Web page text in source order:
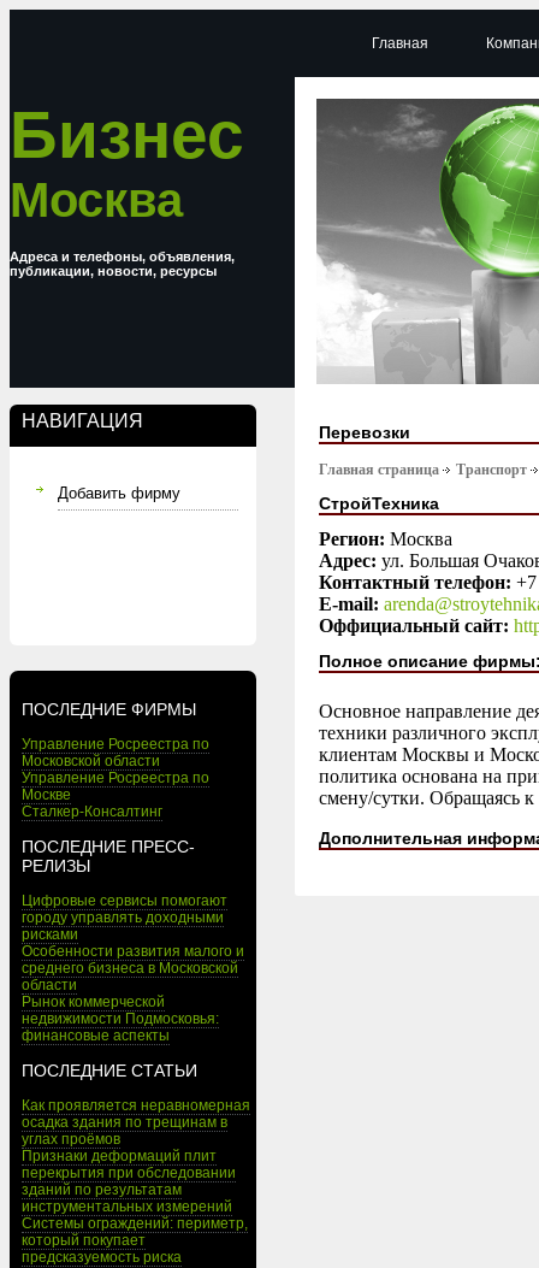
Бизнес
Москва
Адреса и телефоны, объявления,
публикации, новости, ресурсы
НАВИГАЦИЯ
Добавить фирму
ПОСЛЕДНИЕ ФИРМЫ
Управление Росреестра по
Московской области
Управление Росреестра по
Москве
Сталкер-Консалтинг
ПОСЛЕДНИЕ ПРЕСС-
РЕЛИЗЫ
Цифровые сервисы помогают
городу управлять доходными
рисками
Особенности развития малого и
среднего бизнеса в Московской
области
Рынок коммерческой
недвижимости Подмосковья:
финансовые аспекты
ПОСЛЕДНИЕ СТАТЬИ
Как проявляется неравномерная
осадка здания по трещинам в
углах проёмов
Признаки деформаций плит
перекрытия при обследовании
зданий по результатам
инструментальных измерений
Системы ограждений: периметр,
который покупает
предсказуемость риска
Главная
Перевозки
Главная страница Транспорт
СтройТехника
Регион: Москва
Адрес: ул. Большая
Контактный телефон:
E-mail:
Оффициальный сайт:
Полное описание
Основное направление
техники различного
клиентам Москвы и
политика основана на
смену/сутки. Обращаясь
Дополнительная